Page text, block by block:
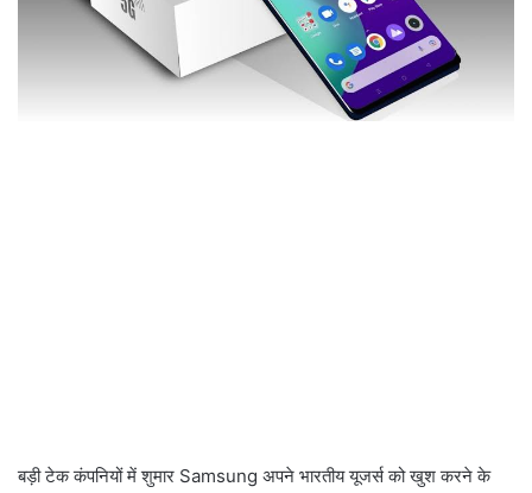
बड़ी टेक कंपनियों में शुमार Samsung अपने भारतीय यूजर्स को खुश करने के